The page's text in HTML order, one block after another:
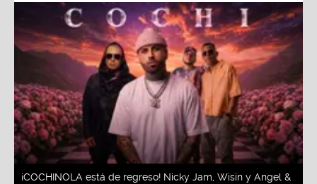
¡COCHINOLA está de regreso! Nicky Jam, Wisin y Angel &